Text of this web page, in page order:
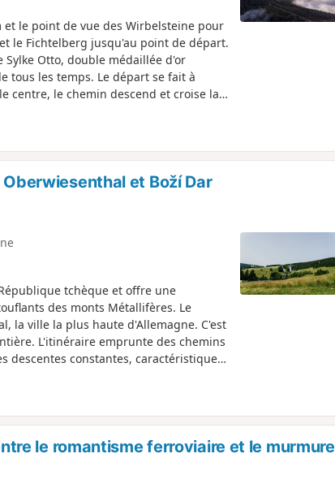
et le point de vue des Wirbelsteine pour
le Fichtelberg jusqu'au point de départ.
Otto, double médaillée d'or
tous les temps. Le départ se fait à
centre, le chemin descend et croise la
la forêt, l'itinéraire atteint les
vers le Keilberg (Klínovec), le
des vues panoramiques. Il
Le point culminant est leet Boží Dar
tchèque et offre une
des monts Métallifères. Le
la ville la plus haute d'Allemagne. C'est
L'itinéraire emprunte des chemins
descentes constantes, caractéristiques
vous atteignez Tellerhäuser,
Vous traversez ensuite la frontière
en direction de Boží Dar. Il y a
une ambiance culturelle et typique
retournez à Oberwiesenthal, où vous
le romantisme ferroviaire et le murmure